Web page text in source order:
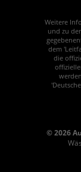
Weitere
und zu
dem
die
© 2026